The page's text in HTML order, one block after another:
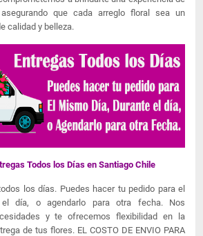
que cada arreglo floral sea un
calidad y belleza.
Todos los Días en Santiago Chile
los días. Puedes hacer tu pedido para el
día, o agendarlo para otra fecha. Nos
y te ofrecemos flexibilidad en la
de tus flores. EL COSTO DE ENVIO PARA